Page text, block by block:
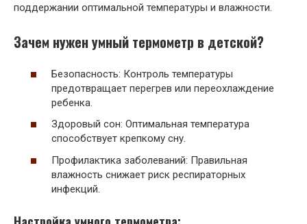
поддержании оптимальной температуры и влажности.
Зачем нужен умный термометр в детской?
Безопасность: Контроль температуры
предотвращает перегрев или переохлаждение
ребенка.
Здоровый сон: Оптимальная температура
способствует крепкому сну.
Профилактика заболеваний: Правильная
влажность снижает риск респираторных
инфекций.